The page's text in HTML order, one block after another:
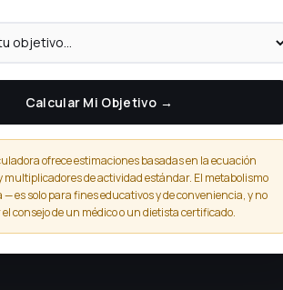
Calcular Mi Objetivo →
ofrece estimaciones basadas en la ecuación
multiplicadores de actividad estándar. El metabolismo
es solo para fines educativos y de conveniencia, y no
consejo de un médico o un dietista certificado.